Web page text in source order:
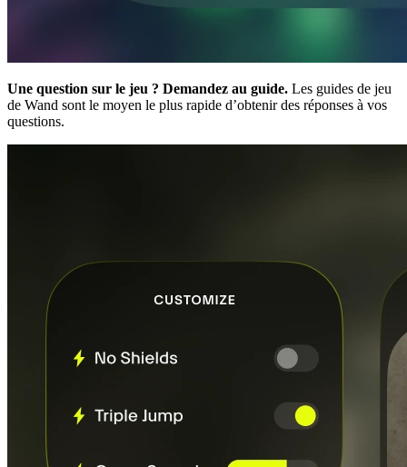
Une question sur le jeu ? Demandez au guide. Les guides de jeu
de Wand sont le moyen le plus rapide d’obtenir des réponses à vos
questions.